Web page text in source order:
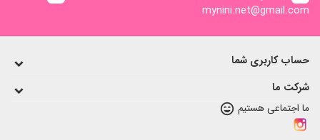
mynini.net@gmail.com
حساب کاربری شما
شرکت ما
ما اجتماعی هستیم sentiment_very_satisfied